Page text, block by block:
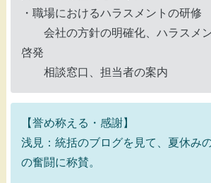
・職場におけるハラスメントの研修
会社の方針の明確化、ハラスメン
啓発
相談窓口、担当者の案内
【誉め称える・感謝】
浅見：統括のブログを見て、夏休み
の奮闘に称賛。